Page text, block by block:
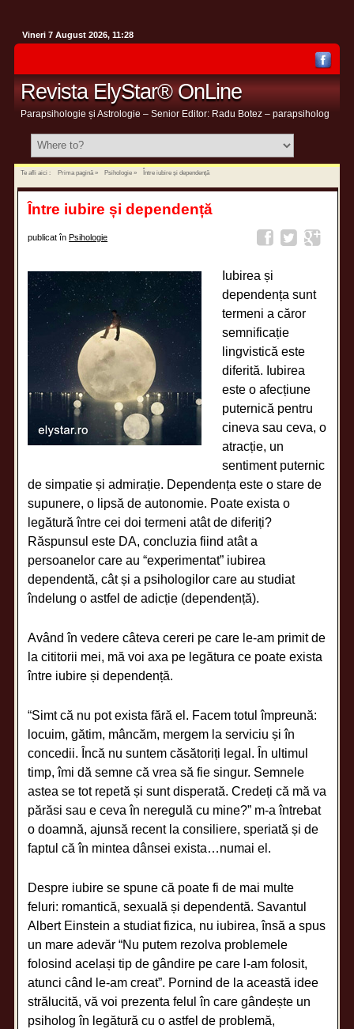
Vineri 7 August 2026, 11:28
Revista ElyStar® OnLine
Parapsihologie și Astrologie – Senior Editor: Radu Botez – parapsiholog
Te afli aici : Prima pagină» Psihologie» Între iubire și dependență
Între iubire și dependență
publicat înPsihologie
Iubirea și
dependența sunt
termeni a căror
semnificație
lingvistică este
diferită. Iubirea
este o afecțiune
puternică pentru
cineva sau ceva, o
atracție, un
sentiment puternic
de simpatie și admirație. Dependența este o stare de
supunere, o lipsă de autonomie. Poate exista o
legătură între cei doi termeni atât de diferiți?
Răspunsul este DA, concluzia fiind atât a
persoanelor care au “experimentat” iubirea
dependentă, cât și a psihologilor care au studiat
îndelung o astfel de adicție (dependență).
Având în vedere câteva cereri pe care le-am primit de
la cititorii mei, mă voi axa pe legătura ce poate exista
între iubire și dependență.
“Simt că nu pot exista fără el. Facem totul împreună:
locuim, gătim, mâncăm, mergem la serviciu și în
concedii. Încă nu suntem căsătoriți legal. În ultimul
timp, îmi dă semne că vrea să fie singur. Semnele
astea se tot repetă și sunt disperată. Credeți că mă va
părăsi sau e ceva în neregulă cu mine?” m-a întrebat
o doamnă, ajunsă recent la consiliere, speriată și de
faptul că în mintea dânsei exista…numai el.
Despre iubire se spune că poate fi de mai multe
feluri: romantică, sexuală și dependentă. Savantul
Albert Einstein a studiat fizica, nu iubirea, însă a spus
un mare adevăr “Nu putem rezolva problemele
folosind același tip de gândire pe care l-am folosit,
atunci când le-am creat”. Pornind de la această idee
strălucită, vă voi prezenta felul în care gândește un
psiholog în legătură cu o astfel de problemă,